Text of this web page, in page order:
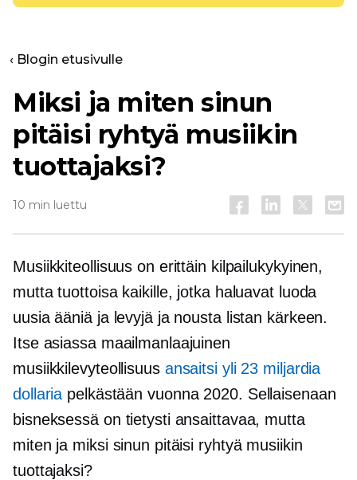
‹ Blogin etusivulle
Miksi ja miten sinun
pitäisi ryhtyä musiikin
tuottajaksi?
10 min luettu
Musiikkiteollisuus on erittäin kilpailukykyinen,
mutta tuottoisa kaikille, jotka haluavat luoda
uusia ääniä ja levyjä ja nousta listan kärkeen.
Itse asiassa maailmanlaajuinen
musiikkilevyteollisuus ansaitsi yli 23 miljardia
dollaria pelkästään vuonna 2020. Sellaisenaan
bisneksessä on tietysti ansaittavaa, mutta
miten ja miksi sinun pitäisi ryhtyä musiikin
tuottajaksi?